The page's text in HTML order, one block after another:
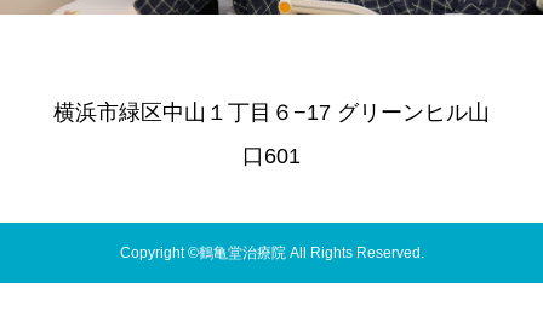
横浜市緑区中山１丁目６−17 グリーンヒル山
口601
Copyright ©鶴亀堂治療院 All Rights Reserved.